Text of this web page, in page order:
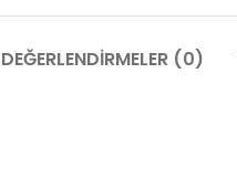
DEĞERLENDIRMELER (0)